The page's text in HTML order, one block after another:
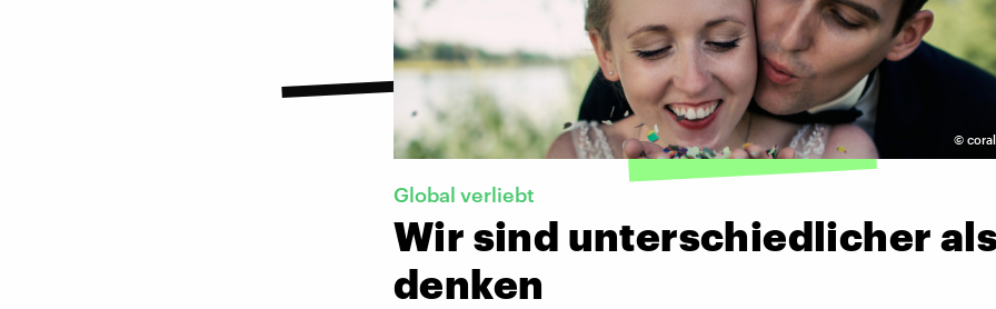
©
Global verliebt
Wir sind unterschiedlicher
denken